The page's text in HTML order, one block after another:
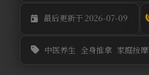
最后更新于 2026-07-09
中医养生 全身推拿 家庭按摩